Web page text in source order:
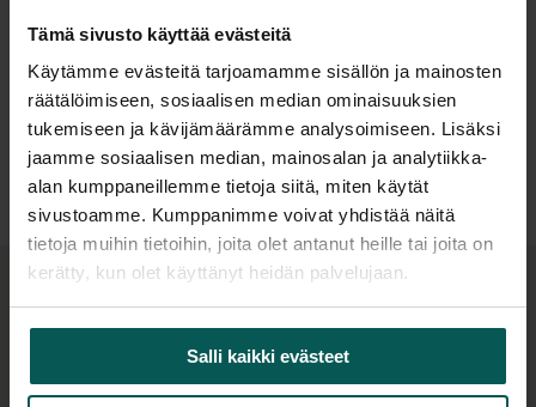
Tämä sivusto käyttää evästeitä
Käytämme evästeitä tarjoamamme sisällön ja mainosten
räätälöimiseen, sosiaalisen median ominaisuuksien
tukemiseen ja kävijämäärämme analysoimiseen. Lisäksi
jaamme sosiaalisen median, mainosalan ja analytiikka-
alan kumppaneillemme tietoja siitä, miten käytät
sivustoamme. Kumppanimme voivat yhdistää näitä
tietoja muihin tietoihin, joita olet antanut heille tai joita on
kerätty, kun olet käyttänyt heidän palvelujaan.
Salli kaikki evästeet
Selkeälinjainen muotoilu, helppo huollettavuus ja
kotimainen valmistus tekevät Famolaksesta
soveltuvan vaativaan ammattikäyttöön.
Materiaalit ja rakenne
Famolas on valmistettu ristiin laminoiduista,
taivutetuista ja erikoislakatuista aidoista
puuviiluista. Tuotteissa käytetään FSC-sertifioitua
kierrätysmetallista. Rakenteessa on huomioitu
julkisten tilojen käyttövaatimukset, hygienia sekä
pitkä käyttöikä.
Suunnittelija
Lisätiedot
Samankaltaisia tuotteita